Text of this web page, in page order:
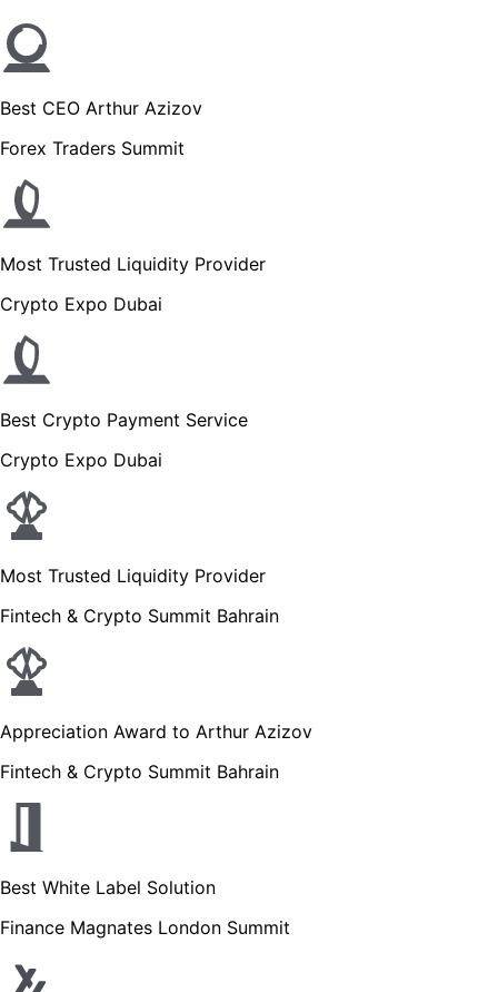
Best CEO Arthur Azizov
Forex Traders Summit
Most Trusted Liquidity Provider
Crypto Expo Dubai
Best Crypto Payment Service
Crypto Expo Dubai
Most Trusted Liquidity Provider
Fintech & Crypto Summit Bahrain
Appreciation Award to Arthur Azizov
Fintech & Crypto Summit Bahrain
Best White Label Solution
Finance Magnates London Summit